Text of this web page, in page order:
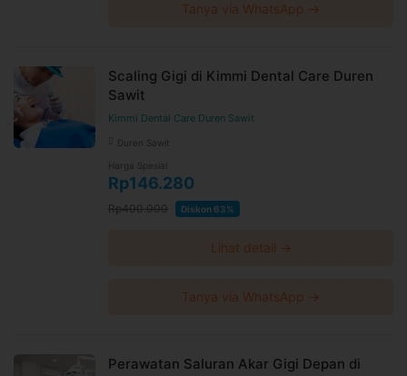
Tanya via WhatsApp →
Scaling Gigi di Kimmi Dental Care Duren
Sawit
Kimmi Dental Care Duren Sawit
Duren Sawit
Harga Spesial
Rp146.280
Rp400.000 Diskon 63%
Lihat detail →
Tanya via WhatsApp →
Perawatan Saluran Akar Gigi Depan di